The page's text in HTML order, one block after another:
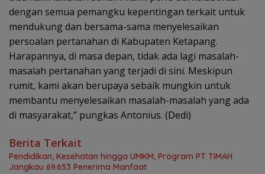
dengan semua pemangku kepentingan terkait untuk
mendukung dan bersama-sama menyelesaikan
persoalan pertanahan di Kabupaten Ketapang.
Harapannya, di masa depan, tidak ada lagi masalah-
masalah pertanahan yang terjadi di sini. Meskipun
rumit, kami akan berupaya sebaik mungkin untuk
membantu menyelesaikan masalah-masalah yang ada
di masyarakat,” pungkas Antonius. (Dedi)
Berita Terkait
Pendidikan, Kesehatan hingga UMKM, Program PT TIMAH
Jangkau 69.653 Penerima Manfaat